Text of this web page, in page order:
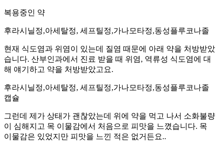
복용중인 약
후라시닐정,아세탈정, 세프틸정,가나모타정,동성플루코나졸
현재 식도염과 위염이 있는데 질염 때문에 아래 약을 처방받았
습니다. 산부인과에서 진료 받을 때 위염, 역류성 식도염에 대
해 얘기하고 약을 처방받았고요.
후라시닐정,아세탈정, 세프틸정,가나모타정,동성플루코나졸
캡슐
그런데 제가 상태가 괜찮았는데 위에 약을 먹고 나서 소화불량
이 심해지고 목 이물감에서 처음으로 피맛을 느꼈습니다. 목
이물감은 있었지만 피맛을 느낀 적은 없거든요..